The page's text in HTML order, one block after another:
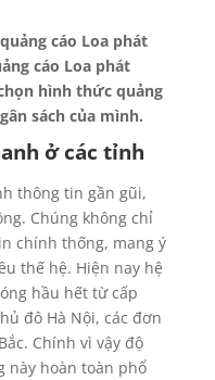
cáo Loa phát
cáo Loa phát
hình thức quảng
sách của mình.
ở các tỉnh
thông tin gần gũi,
Chúng không chỉ
chính thống, mang ý
thế hệ. Hiện nay hệ
hầu hết từ cấp
đô Hà Nội, các đơn
Chính vì vậy độ
này hoàn toàn phổ